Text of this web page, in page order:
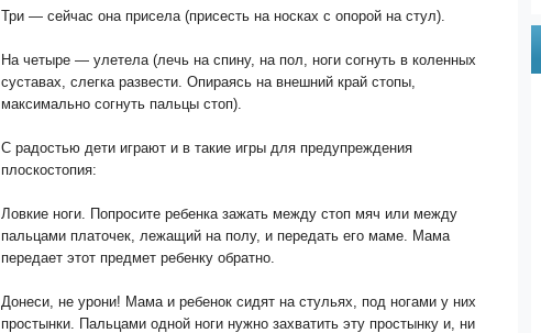
Три — сейчас она присела (присесть на носках с опорой на стул).
На четыре — улетела (лечь на спину, на пол, ноги согнуть в коленных
суставах, слегка развести. Опираясь на внешний край стопы,
максимально согнуть пальцы стоп).
С радостью дети играют и в такие игры для предупреждения
плоскостопия:
Ловкие ноги. Попросите ребенка зажать между стоп мяч или между
пальцами платочек, лежащий на полу, и передать его маме. Мама
передает этот предмет ребенку обратно.
Донеси, не урони! Мама и ребенок сидят на стульях, под ногами у них
простынки. Пальцами одной ноги нужно захватить эту простынку и, ни